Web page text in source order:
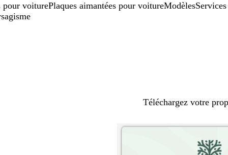
pour voiturePlaques aimantées pour voitureModèles
Téléchargez votre